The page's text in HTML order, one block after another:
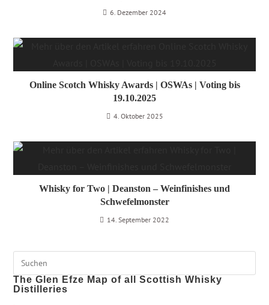
6. Dezember 2024
Online Scotch Whisky Awards | OSWAs | Voting bis
19.10.2025
4. Oktober 2025
Whisky for Two | Deanston – Weinfinishes und
Schwefelmonster
14. September 2022
The Glen Efze Map of all Scottish Whisky
Distilleries